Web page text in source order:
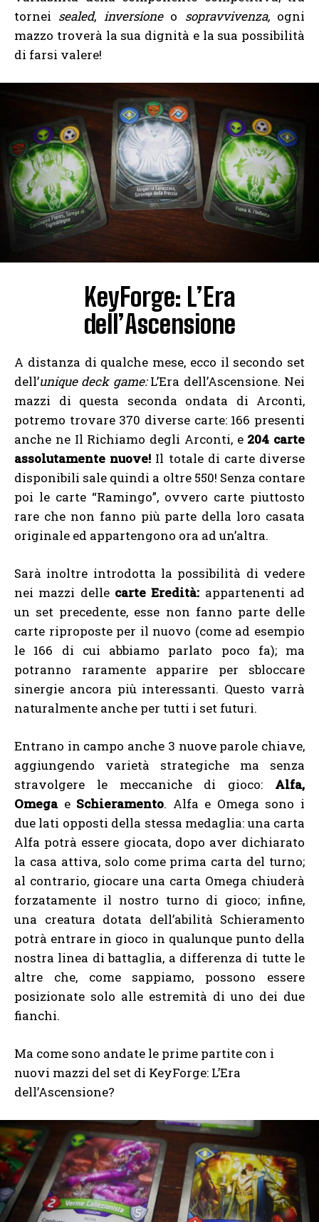
tornei sealed, inversioneo sopravvivenza,ogni
mazzo troverà la sua dignità e la sua possibilità
di farsi valere!
KeyForge: L’Era
dell’Ascensione
A distanza di qualche mese, ecco il secondo set
dell’unique deck game:L’Era dell’Ascensione. Nei
mazzi di questa seconda ondata di Arconti,
potremo trovare 370 diverse carte: 166 presenti
anche ne Il Richiamo degli Arconti, e 204 carte
assolutamente nuove! Il totale di carte diverse
disponibili sale quindi a oltre 550! Senza contare
poi le carte “Ramingo”, ovvero carte piuttosto
rare che non fanno più parte della loro casata
originale ed appartengono ora ad un’altra.
Sarà inoltre introdotta la possibilità di vedere
nei mazzi delle carte Eredità: appartenenti ad
un set precedente, esse non fanno parte delle
carte riproposte per il nuovo (come ad esempio
le 166 di cui abbiamo parlato poco fa); ma
potranno raramente apparire per sbloccare
sinergie ancora più interessanti. Questo varrà
naturalmente anche per tutti i set futuri.
Entrano in campo anche 3 nuove parole chiave,
aggiungendo varietà strategiche ma senza
stravolgere le meccaniche di gioco: Alfa,
Omega eSchieramento. Alfa e Omega sono i
due lati opposti della stessa medaglia: una carta
Alfa potrà essere giocata, dopo aver dichiarato
la casa attiva, solo come prima carta del turno;
al contrario, giocare una carta Omega chiuderà
forzatamente il nostro turno di gioco; infine,
una creatura dotata dell’abilità Schieramento
potrà entrare in gioco in qualunque punto della
nostra linea di battaglia, a differenza di tutte le
altre che, come sappiamo, possono essere
posizionate solo alle estremità di uno dei due
fianchi.
Ma come sono andate le prime partite con i
nuovi mazzi del set di KeyForge: L’Era
dell’Ascensione?